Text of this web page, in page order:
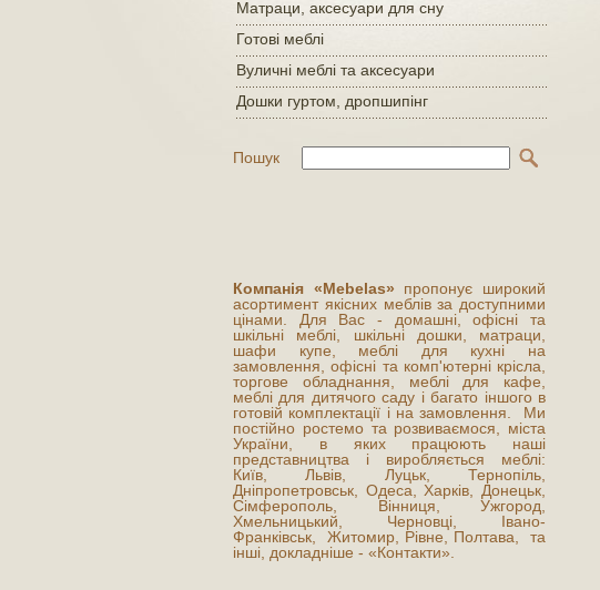
Матраци, аксесуари для сну
Готові меблі
Вуличні меблі та аксесуари
Дошки гуртом, дропшипінг
Пошук
Компанія «Mebelas» пропонує широкий
асортимент якісних меблів за доступними
цінами. Для Вас - домашні, офісні та
шкільні меблі, шкільні дошки, матраци,
шафи купе, меблі для кухні на
замовлення, офісні та комп'ютерні крісла,
торгове обладнання, меблі для кафе,
меблі для дитячого саду і багато іншого в
готовій комплектації і на замовлення. Ми
постійно ростемо та розвиваємося, міста
України, в яких працюють наші
представництва і виробляється меблі:
Київ, Львів, Луцьк, Тернопіль,
Дніпропетровськ, Одеса, Харків, Донецьк,
Сімферополь, Вінниця, Ужгород,
Хмельницький, Черновці, Івано-
Франківськ, Житомир, Рівне, Полтава, та
інші, докладніше - «Контакти».